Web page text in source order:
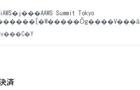
Summit Tokyo
済